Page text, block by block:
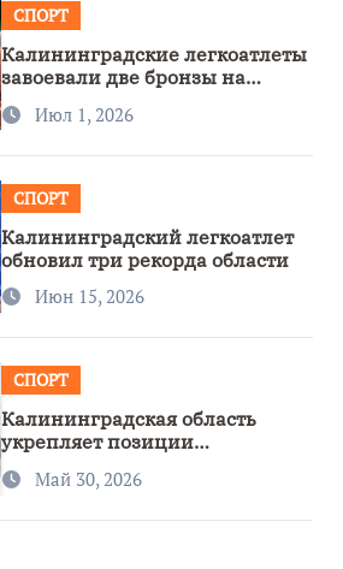
СПОРТ
Калининградские легкоатлеты
завоевали две бронзы на
первенстве России
Июл 1, 2026
СПОРТ
Калининградский легкоатлет
обновил три рекорда области
Июн 15, 2026
СПОРТ
Калининградская область
укрепляет позиции
спортивного региона
Май 30, 2026